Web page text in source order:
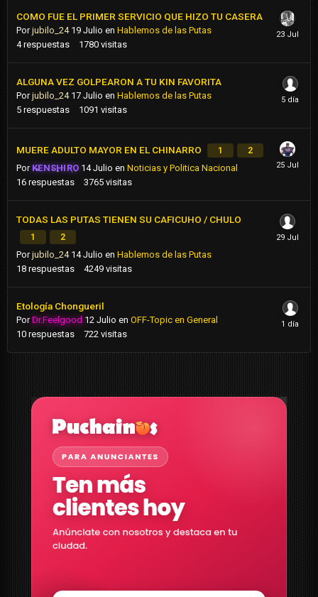
COMO FUE EL PRIMER SERVICIO QUE HIZO TU CASERA
Porjubilo_24 19 Julio en Hablemos de las Putas
4 respuestas 1780 visitas
ALGUNA VEZ GOLPEARON A TU KIN FAVORITA
Porjubilo_24 17 Julio en Hablemos de las Putas
5 respuestas 1091 visitas
MUERE ADULTO MAYOR EN EL CHINARRO 1 2
Por KENSHIRO 14 Julio enNoticias y Politica Nacional
16 respuestas 3765 visitas
TODAS LAS PUTAS TIENEN SU CAFICUHO / CHULO
1 2
Porjubilo_24 14 Julio en Hablemos de las Putas
18 respuestas 4249 visitas
Etología Chongueril
PorDr.Feelgood 12 Julio en OFF-Topic en General
10 respuestas 722 visitas